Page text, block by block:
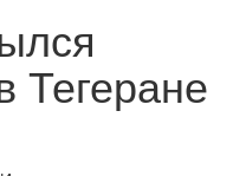
Тегеране